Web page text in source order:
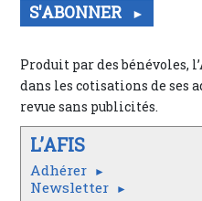
S'ABONNER
Produit par des bénévoles,
dans les cotisations de ses
revue sans publicités.
L’AFIS
Adhérer
Newsletter